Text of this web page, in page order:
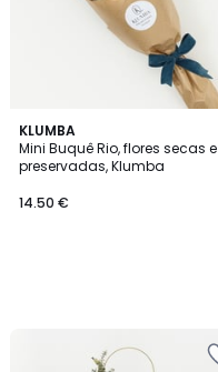
KLUMBA
Mini Buquê Rio, flores secas e
preservadas, Klumba
14.50 €